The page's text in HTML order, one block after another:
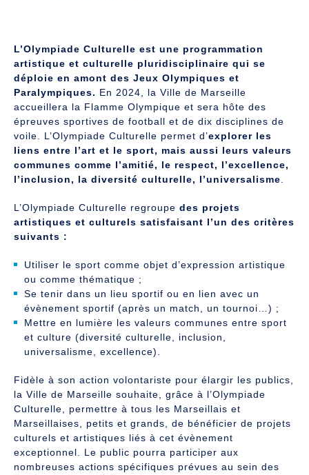
L’Olympiade Culturelle est une programmation
artistique et culturelle pluridisciplinaire qui se
déploie en amont des Jeux Olympiques et
Paralympiques. En 2024, la Ville de Marseille
accueillera la Flamme Olympique et sera hôte des
épreuves sportives de football et de dix disciplines de
voile. L’Olympiade Culturelle permet d’explorer les
liens entre l’art et le sport, mais aussi leurs valeurs
communes comme l’amitié, le respect, l’excellence,
l’inclusion, la diversité culturelle, l’universalisme
L’Olympiade Culturelle regroupe des projets
artistiques et culturels satisfaisant l’un des critères
suivants :
Utiliser le sport comme objet d’expression artistique
ou comme thématique ;
Se tenir dans un lieu sportif ou en lien avec un
évènement sportif (après un match, un tournoi…) ;
Mettre en lumière les valeurs communes entre sport
et culture (diversité culturelle, inclusion,
universalisme, excellence).
Fidèle à son action volontariste pour élargir les publics,
la Ville de Marseille souhaite, grâce à l’Olympiade
Culturelle, permettre à tous les Marseillais et
Marseillaises, petits et grands, de bénéficier de projets
culturels et artistiques liés à cet évènement
exceptionnel. Le public pourra participer aux
nombreuses actions spécifiques prévues au sein des